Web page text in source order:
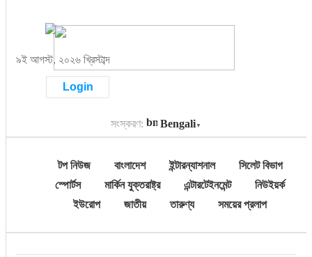
৯ই আগস্ট, ২০২৬ খ্রিস্টাব্দ
Login
সংস্করণ: Bengali▼
টপ নিউজ
বাংলাদেশ
সিলেট বিভাগ
মার্কিন যুক্তরাষ্ট্র
টপ নিউজ বাংলাদেশ ইন্টারন্যাশনাল
সিলেট বিভাগ
স্পোর্টস
মার্কিন যুক্তরাষ্ট্র এন্টারটেইনমেন্ট
নিউইয়র্ক
ইউরোপ
জাতীয় তারুণ্য সময়ের প্রলাপ